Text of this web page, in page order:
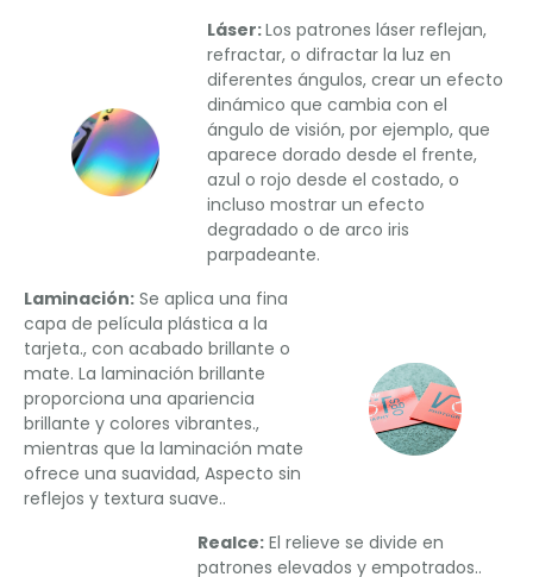
Láser:Los patrones láser reflejan,
refractar, o difractar la luz en
diferentes ángulos, crear un efecto
dinámico que cambia con el
ángulo de visión, por ejemplo, que
aparece dorado desde el frente,
azul o rojo desde el costado, o
incluso mostrar un efecto
degradado o de arco iris
parpadeante.
Laminación: Se aplica una fina
capa de película plástica a la
tarjeta., con acabado brillante o
mate. La laminación brillante
proporciona una apariencia
brillante y colores vibrantes.,
mientras que la laminación mate
ofrece una suavidad, Aspecto sin
reflejos y textura suave..
Realce: El relieve se divide en
patrones elevados y empotrados..